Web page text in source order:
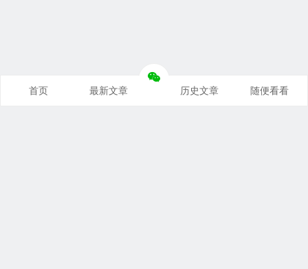
首页 最新文章 历史文章 随便看看